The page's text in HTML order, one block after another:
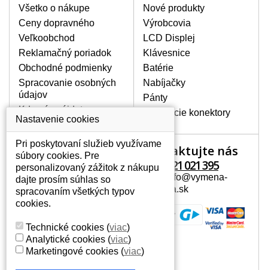
poškrábanie. Ďalej zvislé pruhy, nesvietiaci
displej, preblikávanie alebo nerovnomerný
jas.
LCD DISPLEJE NAJVYŠŠEJ
KVALITY !
Skladom držíme len originálne displeje, ktoré
spĺňajú vysokú kvalitu triedy A+ bez chybných
pixelov a to po celú dobu záruky.
AKO ZISTÍTE AKÝ POTREBUJETE
DISPLEJ PRE SVOJ NOTEBOOK?
Displej je možné dohľadať podľa modelu
notebooku, ktorý je uvedený na spodnej
strane notebooku na štítku alebo pod
batériou. Býva tiež znázornený na
rámčeku alebo pri klávesnici. V prípade,
že máte displej demontovaný, dohľadáte
to vďaka modelovému označeniu z
displeja, ktoré sa nachádza na štítku pri
EAN kóde.
Všetko o nákupe
Ceny dopravného
Veľkoobchod
Reklamačný poriadok
Obchodné podmienky
Spracovanie osobných
údajov
Kde nás nájdete
Nové produkty
Výrobcovia
LCD Displej
Klávesnice
Batérie
Nabíjačky
Pánty
Napájacie konektory
Váš účet
Váš účet
Osobné informácie
Adresy
Kontaktujte nás
+421 221 021 395
Mail: info@vymena-
displeja.sk
Nastavenie cookies
Pri poskytovaní služieb využívame
súbory cookies. Pre
personalizovaný zážitok z nákupu
dajte prosím súhlas so
spracovaním všetkých typov
cookies.
Technické cookies (viac)
Analytické cookies (viac)
Marketingové cookies (viac)